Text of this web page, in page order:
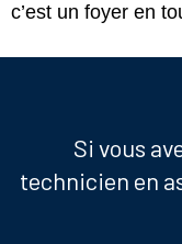
c’est un foyer en
Si vous
technicien en